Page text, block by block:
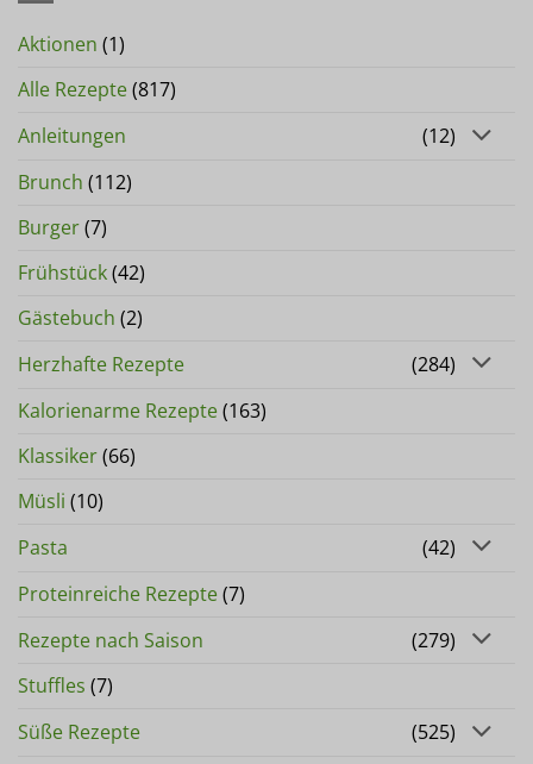
Aktionen (1)
Alle Rezepte(817)
Anleitungen
(12)
Brunch (112)
Burger(7)
Frühstück(42)
Gästebuch (2)
Herzhafte Rezepte
(284)
Kalorienarme Rezepte(163)
Klassiker(66)
Müsli (10)
Pasta
(42)
Proteinreiche Rezepte(7)
Rezepte nach Saison
(279)
Stuffles (7)
Süße Rezepte
(525)